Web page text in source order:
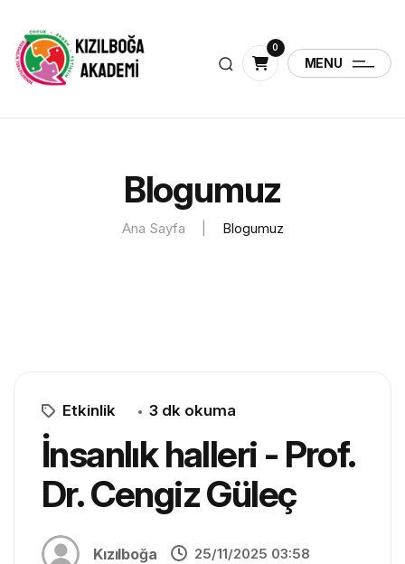
0
MENU
Blogumuz
Ana Sayfa Blogumuz
Etkinlik 3 dk okuma
İnsanlık halleri - Prof.
Dr. Cengiz Güleç
Kızılboğa 25/11/2025 03:58